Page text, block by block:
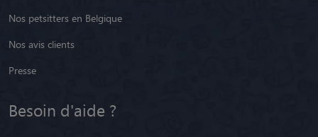
Nos petsitters en Belgique
Nos avis clients
Presse
Besoin d'aide ?